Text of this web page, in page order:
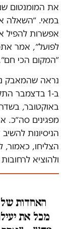
במאי. ״השאלה
אפשרות להפיל
לפועל״, אמר
״המקום הכי
נראה שהמאבק
מפגינים סה״כ.
הניסיונות
הצליחו, כאמור,
ולהוציא
האחדות של
מכל את